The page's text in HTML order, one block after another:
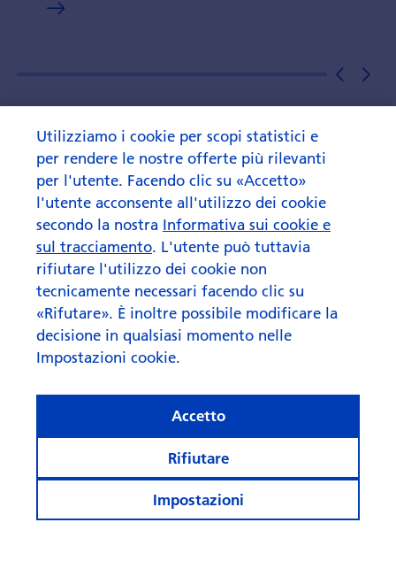
Utilizziamo i cookie per scopi statistici e
per rendere le nostre offerte più rilevanti
per l'utente. Facendo clic su «Accetto»
l'utente acconsente all'utilizzo dei cookie
secondo la nostra Informativa sui cookie e
sul tracciamento. L'utente può tuttavia
rifiutare l'utilizzo dei cookie non
tecnicamente necessari facendo clic su
«Rifutare». È inoltre possibile modificare la
decisione in qualsiasi momento nelle
Impostazioni cookie.
Impostazioni
Rifiutare
Accetto